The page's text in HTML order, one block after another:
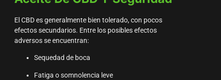
El CBD es generalmente bien tolerado, con pocos
efectos secundarios. Entre los posibles efectos
adversos se encuentran:
Sequedad de boca
Fatiga o somnolencia leve